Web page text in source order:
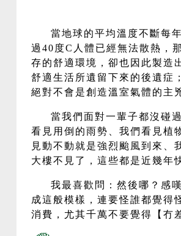
當地球的平均溫度不斷每
過40度C人體已經無法散熱，
存的舒適環境，卻也因此製造
舒適生活所遺留下來的後遺症
絕對不會是創造溫室氣體的主
當我們面對一輩子都沒碰
看見用倒的雨勢、我們看見植
見動不動就是強烈颱風到來、
大樓不見了，這些都是近幾年
我最喜歡問：然後哪？感
成這般模樣，連要怪誰都覺得
消費，尤其千萬不要覺得【冇